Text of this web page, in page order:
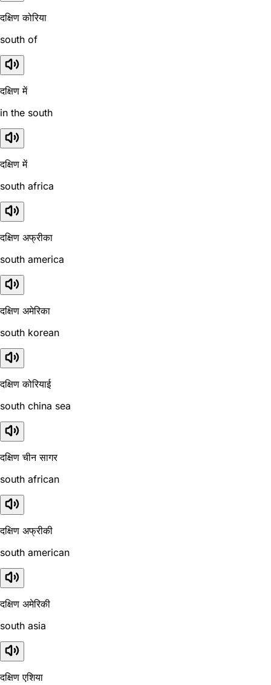
दक्षिण कोरिया
south of
दक्षिण में
in the south
दक्षिण में
south africa
दक्षिण अफ्रीका
south america
दक्षिण अमेरिका
south korean
दक्षिण कोरियाई
south china sea
दक्षिण चीन सागर
south african
दक्षिण अफ्रीकी
south american
दक्षिण अमेरिकी
south asia
दक्षिण एशिया